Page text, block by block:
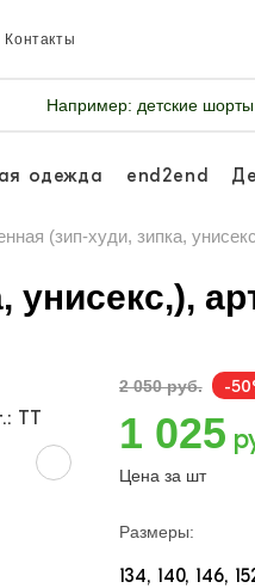
Контакты
Например: детские шорты
одежда end2end
(зип-худи, зипка,
2 050 руб.
-
1 025
Цена за шт
Размеры:
134 140 146